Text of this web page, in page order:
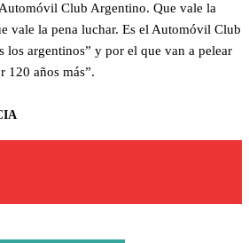
Club Argentino. Que vale la
vale la pena luchar. Es el Automóvil Club
los argentinos” y por el que van a pelear
120 años más”.